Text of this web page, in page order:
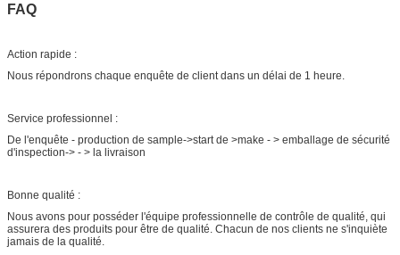
FAQ
Action rapide :
Nous répondrons chaque enquête de client dans un délai de 1 heure.
Service professionnel :
De l'enquête - production de sample->start de >make - > emballage de sécurité
d'inspection-> - > la livraison
Bonne qualité :
Nous avons pour posséder l'équipe professionnelle de contrôle de qualité, qui
assurera des produits pour être de qualité. Chacun de nos clients ne s'inquiète
jamais de la qualité.